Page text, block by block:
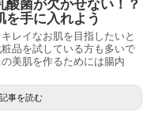
酸菌が欠かせない！？
を手に入れよう
レイなお肌を目指したいと
品を試している方も多いで
美肌を作るためには腸内
記事を読む